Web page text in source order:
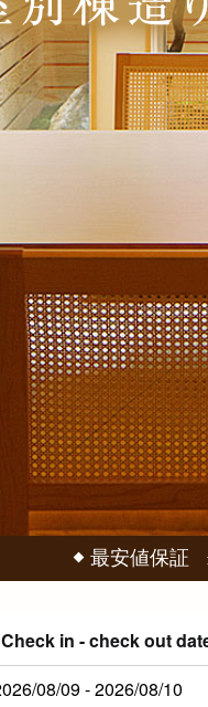
最安値保証
Check in - check out